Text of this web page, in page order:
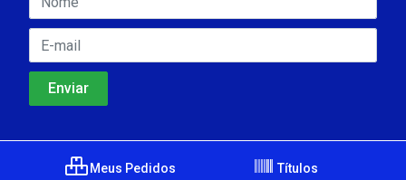
Meus Pedidos Títulos